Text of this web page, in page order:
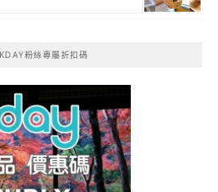
粉絲專屬折扣碼